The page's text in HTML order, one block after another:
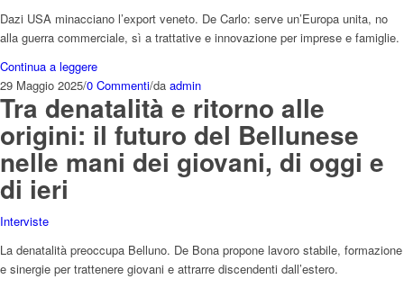
Dazi USA minacciano l’export veneto. De Carlo: serve un’Europa unita, no
alla guerra commerciale, sì a trattative e innovazione per imprese e famiglie.
Continua a leggere
29 Maggio 2025/0 Commenti/da admin
Tra denatalità e ritorno alle
origini: il futuro del Bellunese
nelle mani dei giovani, di oggi e
di ieri
Interviste
La denatalità preoccupa Belluno. De Bona propone lavoro stabile, formazione
e sinergie per trattenere giovani e attrarre discendenti dall’estero.